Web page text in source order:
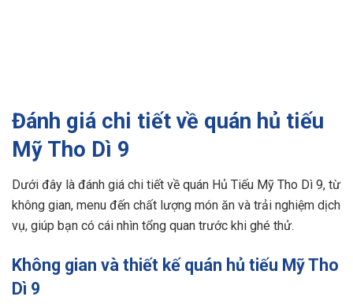
Đánh giá chi tiết về quán hủ tiếu
Mỹ Tho Dì 9
Dưới đây là đánh giá chi tiết về quán Hủ Tiếu Mỹ Tho Dì 9, từ
không gian, menu đến chất lượng món ăn và trải nghiệm dịch
vụ, giúp bạn có cái nhìn tổng quan trước khi ghé thử.
Không gian và thiết kế quán hủ tiếu Mỹ Tho
Dì 9